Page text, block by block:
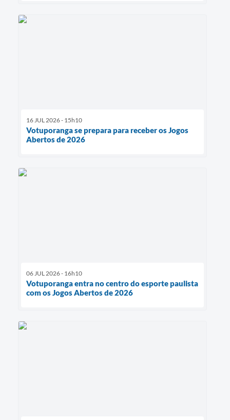
16 JUL 2026 - 15h10
Votuporanga se prepara para receber os Jogos
Abertos de 2026
06 JUL 2026 - 16h10
Votuporanga entra no centro do esporte paulista
com os Jogos Abertos de 2026